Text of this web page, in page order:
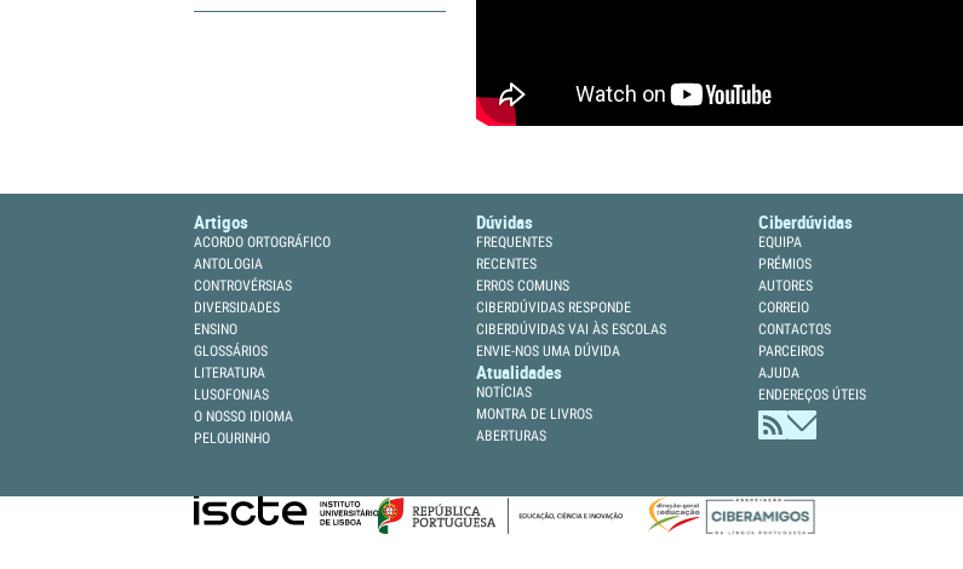
Artigos
ACORDO ORTOGRÁFICO
ANTOLOGIA
CONTROVÉRSIAS
DIVERSIDADES
ENSINO
GLOSSÁRIOS
LITERATURA
LUSOFONIAS
O NOSSO IDIOMA
PELOURINHO
Dúvidas
FREQUENTES
RECENTES
ERROS COMUNS
CIBERDÚVIDAS RESPONDE
CIBERDÚVIDAS VAI ÀS ESCOLAS
ENVIE-NOS UMA DÚVIDA
Atualidades
NOTÍCIAS
MONTRA DE LIVROS
ABERTURAS
Ciberdúvidas
EQUIPA
PRÉMIOS
AUTORES
CORREIO
CONTACTOS
PARCEIROS
AJUDA
ENDEREÇOS ÚTEIS